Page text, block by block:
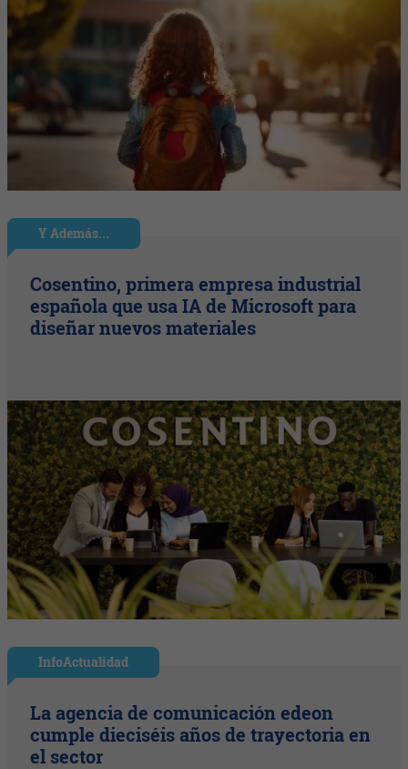
Y Además...
Cosentino, primera empresa industrial
española que usa IA de Microsoft para
diseñar nuevos materiales
InfoActualidad
La agencia de comunicación edeon
cumple dieciséis años de trayectoria en
el sector